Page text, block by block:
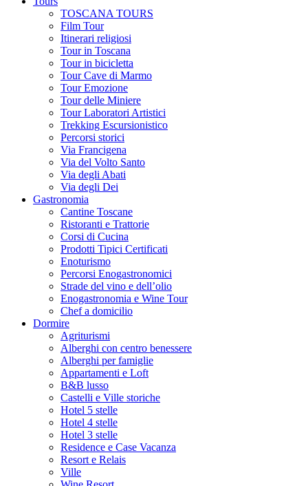
TOSCANA TOURS
Film Tour
Itinerari religiosi
Tour in Toscana
Tour in bicicletta
Tour Cave di Marmo
Tour Emozione
Tour delle Miniere
Tour Laboratori Artistici
Trekking Escursionistico
Percorsi storici
Via Francigena
Via del Volto Santo
Via degli Abati
Via degli Dei
Gastronomia
Cantine Toscane
Ristoranti e Trattorie
Corsi di Cucina
Prodotti Tipici Certificati
Enoturismo
Percorsi Enogastronomici
Strade del vino e dell’olio
Enogastronomia e Wine Tour
Chef a domicilio
Dormire
Agriturismi
Alberghi con centro benessere
Alberghi per famiglie
Appartamenti e Loft
B&B lusso
Castelli e Ville storiche
Hotel 5 stelle
Hotel 4 stelle
Hotel 3 stelle
Residence e Case Vacanza
Resort e Relais
Ville